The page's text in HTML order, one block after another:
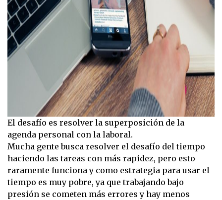
El desafío es resolver la superposición de la
agenda personal con la laboral.
Mucha gente busca resolver el desafío del tiempo
haciendo las tareas con más rapidez, pero esto
raramente funciona y como estrategia para usar el
tiempo es muy pobre, ya que trabajando bajo
presión se cometen más errores y hay menos